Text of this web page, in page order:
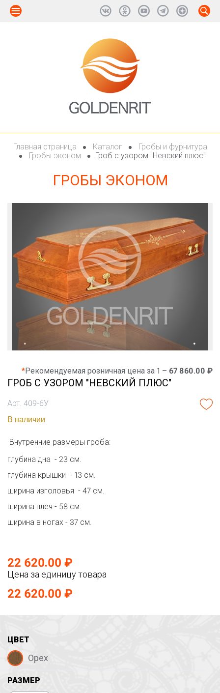
Главная страница Каталог
Гробы и фурнитура
Гробы эконом
Гроб с узором "Невский плюс"
ГРОБЫ ЭКОНОМ
*Рекомендуемая розничная цена за 1 – 67 860.00 ₽
ГРОБ С УЗОРОМ "НЕВСКИЙ ПЛЮС"
Арт. 409-6У
В наличии
Внутренние размеры гроба:
глубина дна - 23 см.
глубина крышки - 13 см.
ширина изголовья - 47 см.
ширина плеч - 58 см.
ширина в ногах - 37 см.
22 620.00 ₽
Цена за единицу товара
22 620.00 ₽
ЦВЕТ
Орех
РАЗМЕР